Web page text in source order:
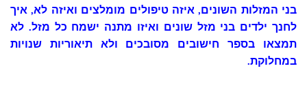
בני המזלות השונים, איזה טיפולים מומלצים ואיזה לא, איך
לחנך ילדים בני מזל שונים ואיזו מתנה ישמח כל מזל. לא
תמצאו בספר חישובים מסובכים ולא תיאוריות שנויות
במחלוקת.